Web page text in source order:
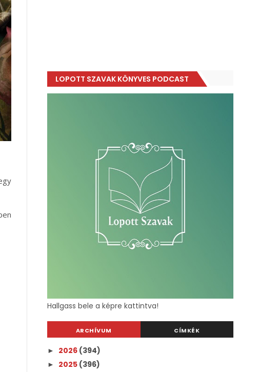
LOPOTT SZAVAK KÖNYVES PODCAST
Hallgass bele a képre kattintva!
ARCHÍVUM CÍMKÉK
► 2026 (394)
► 2025 (396)